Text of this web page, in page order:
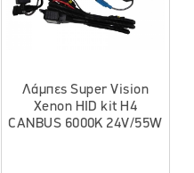
Λάμπες Super Vision
Xenon HID kit H4
CANBUS 6000K 24V/55W